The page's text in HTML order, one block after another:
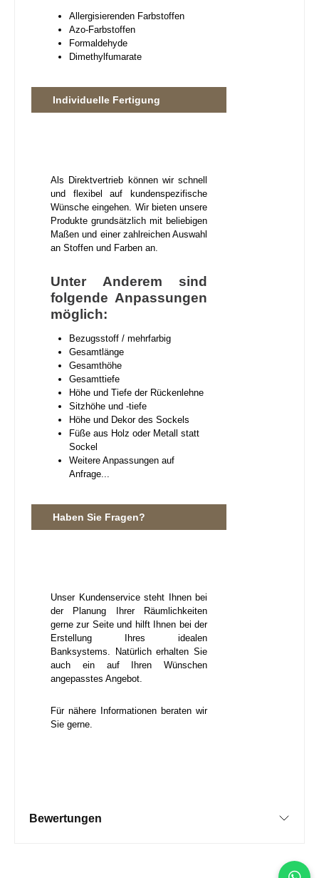
Allergisierenden Farbstoffen
Azo-Farbstoffen
Formaldehyde
Dimethylfumarate
Individuelle Fertigung
Als Direktvertrieb können wir schnell
und flexibel auf kundenspezifische
Wünsche eingehen. Wir bieten unsere
Produkte grundsätzlich mit beliebigen
Maßen und einer zahlreichen Auswahl
an Stoffen und Farben an.
Unter Anderem sind
folgende Anpassungen
möglich:
Bezugsstoff / mehrfarbig
Gesamtlänge
Gesamthöhe
Gesamttiefe
Höhe und Tiefe der Rückenlehne
Sitzhöhe und -tiefe
Höhe und Dekor des Sockels
Füße aus Holz oder Metall statt
Sockel
Weitere Anpassungen auf
Anfrage...
Haben Sie Fragen?
Unser Kundenservice steht Ihnen bei
der Planung Ihrer Räumlichkeiten
gerne zur Seite und hilft Ihnen bei der
Erstellung Ihres idealen
Banksystems. Natürlich erhalten Sie
auch ein auf Ihren Wünschen
angepasstes Angebot.
Für nähere Informationen beraten wir
Sie gerne.
Bewertungen